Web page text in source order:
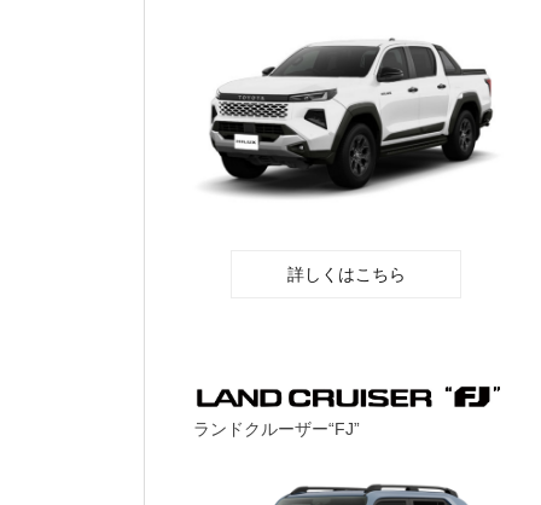
詳しくはこちら
ランドクルーザー“FJ”